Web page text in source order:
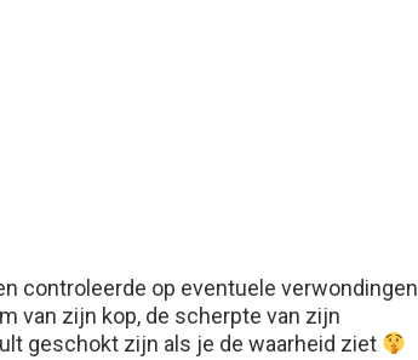
controleerde op eventuele verwondingen
van zijn kop, de scherpte van zijn
geschokt zijn als je de waarheid ziet